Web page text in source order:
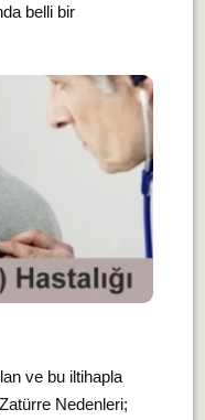
belli bir
ve bu iltihapla
Nedenleri;